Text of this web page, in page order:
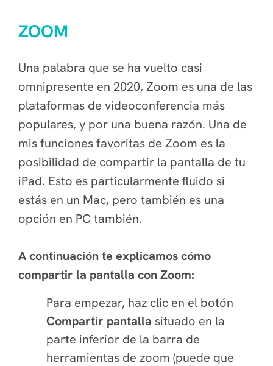
ZOOM
Una palabra que se ha vuelto casi
omnipresente en 2020, Zoom es una de las
plataformas de videoconferencia más
populares, y por una buena razón. Una de
mis funciones favoritas de Zoom es la
posibilidad de compartir la pantalla de tu
iPad. Esto es particularmente fluido si
estás en un Mac, pero también es una
opción en PC también.
A continuación te explicamos cómo
compartir la pantalla con Zoom:
Para empezar, haz clic en el botón
Compartir pantalla situado en la
parte inferior de la barra de
herramientas de zoom (puede que